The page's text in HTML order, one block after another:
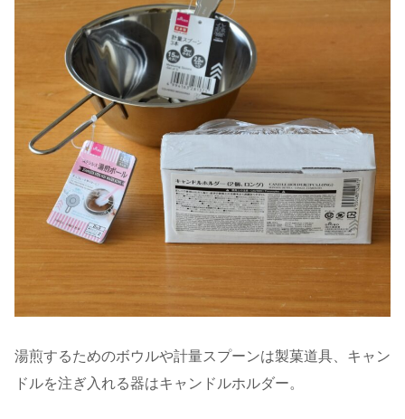
湯煎するためのボウルや計量スプーンは製菓道具、キャン
ドルを注ぎ入れる器はキャンドルホルダー。